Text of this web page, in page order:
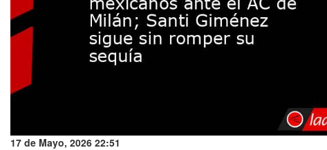
17 de Mayo, 2026 22:51